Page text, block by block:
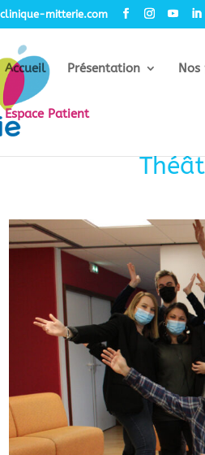
mitterie.com
Accueil Présentation Nos
Espace Patient